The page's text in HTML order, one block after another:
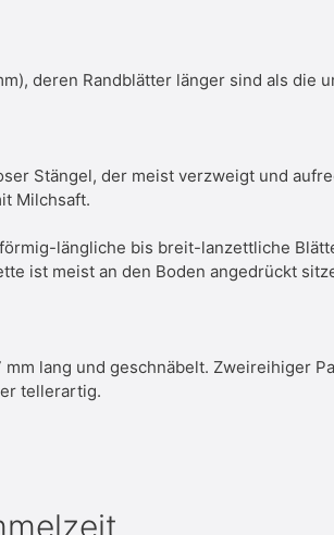
deren Randblätter länger sind als die
Stängel, der meist verzweigt und
Milchsaft.
längliche bis breit-lanzettliche
ist meist an den Boden angedrückt
mm lang und geschnäbelt. Zweireihiger
tellerartig.